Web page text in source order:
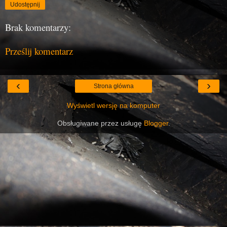
Udostępnij
Brak komentarzy:
Prześlij komentarz
‹ ›
Strona główna
Wyświetl wersję na komputer
Obsługiwane przez usługę Blogger.